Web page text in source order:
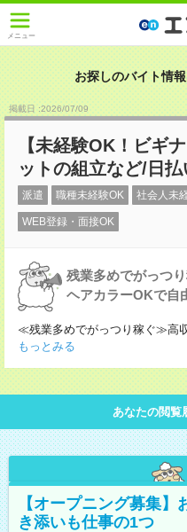
メニュー
お探しのバイト情
掲載日 :2026/07/09
【未経験OK！ビギ
ットの組立など/日
派遣 職種未経験OK 社会人未
WEB登録・面接OK
残業多めでがっつり
ヘアカラーOKで自
≪残業多めでがっつり稼ぐ≫高
もっとみる
あなたの閲覧
【オープニング募集
き添いも仕事の1つ